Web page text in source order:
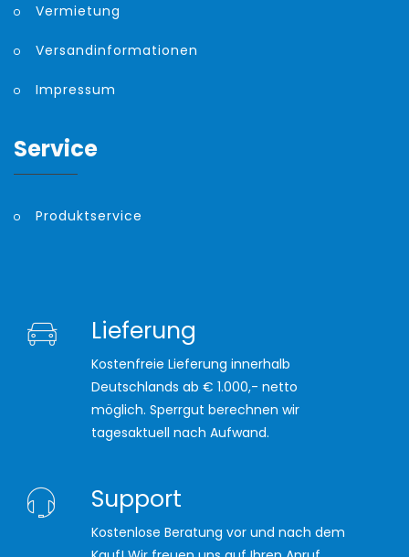
Vermietung
Versandinformationen
Impressum
Service
Produktservice
Lieferung
Kostenfreie Lieferung innerhalb
Deutschlands ab € 1.000,- netto
möglich. Sperrgut berechnen wir
tagesaktuell nach Aufwand.
Support
Kostenlose Beratung vor und nach dem